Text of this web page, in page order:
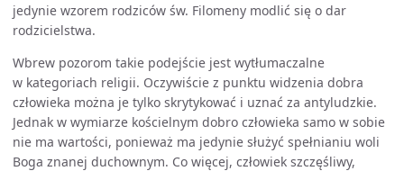
jedynie wzorem rodziców św. Filomeny modlić się o dar
rodzicielstwa.
Wbrew pozorom takie podejście jest wytłumaczalne
w kategoriach religii. Oczywiście z punktu widzenia dobra
człowieka można je tylko skrytykować i uznać za antyludzkie.
Jednak w wymiarze kościelnym dobro człowieka samo w sobie
nie ma wartości, ponieważ ma jedynie służyć spełnianiu woli
Boga znanej duchownym. Co więcej, człowiek szczęśliwy,